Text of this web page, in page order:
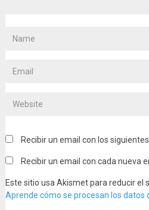
Recibir un email con los
Recibir un email con cada nueva
Este sitio usa Akismet para reducir el
Aprende cómo se procesan los datos